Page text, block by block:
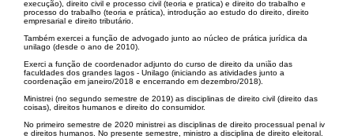
execução), direito civil e processo civil (teoria e pratica) e direito do trabalho e
processo do trabalho (teoria e prática), introdução ao estudo do direito, direito
empresarial e direito tributário.
Também exercei a função de advogado junto ao núcleo de prática jurídica da
unilago (desde o ano de 2010).
Exerci a função de coordenador adjunto do curso de direito da união das
faculdades dos grandes lagos - Unilago (iniciando as atividades junto a
coordenação em janeiro/2018 e encerrando em dezembro/2018).
Ministrei (no segundo semestre de 2019) as disciplinas de direito civil (direito das
coisas), direitos humanos e direito do consumidor.
No primeiro semestre de 2020 ministrei as disciplinas de direito processual penal iv
e direitos humanos. No presente semestre, ministro a disciplina de direito eleitoral.